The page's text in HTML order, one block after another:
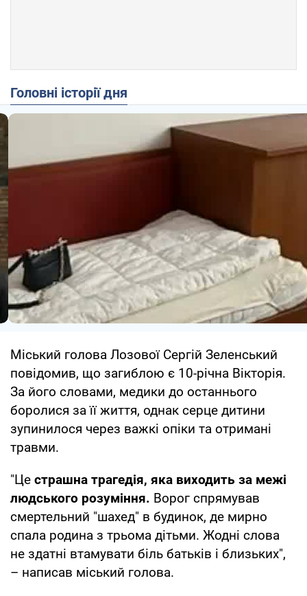
Головні історії дня
Міський голова Лозової Сергій Зеленський
повідомив, що загиблою є 10-річна Вікторія.
За його словами, медики до останнього
боролися за її життя, однак серце дитини
зупинилося через важкі опіки та отримані
травми.
"Це страшна трагедія, яка виходить за межі
людського розуміння. Ворог спрямував
смертельний "шахед" в будинок, де мирно
спала родина з трьома дітьми. Жодні слова
не здатні втамувати біль батьків і близьких",
– написав міський голова.